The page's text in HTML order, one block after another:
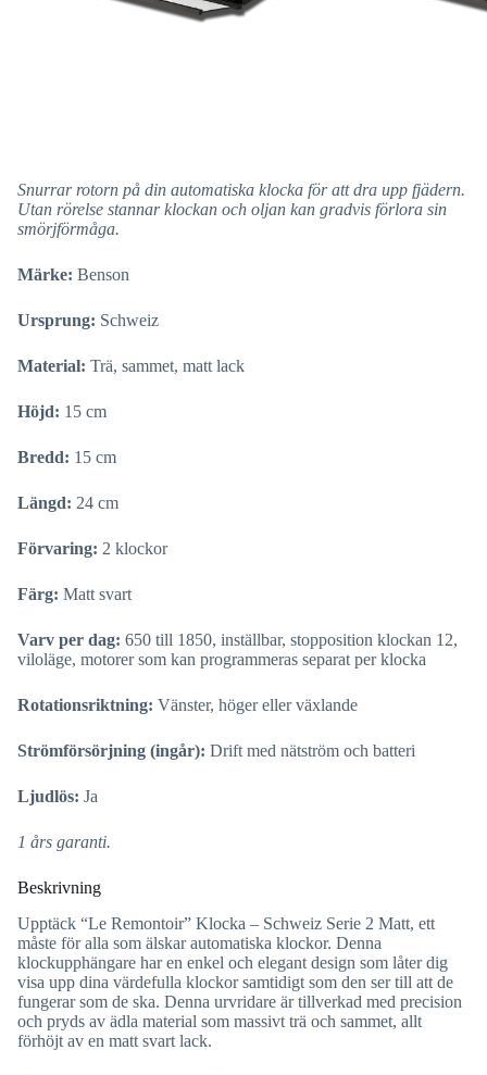
Snurrar rotorn på din automatiska klocka för att dra upp fjädern.
Utan rörelse stannar klockan och oljan kan gradvis förlora sin
smörjförmåga.
Märke: Benson
Ursprung: Schweiz
Material: Trä, sammet, matt lack
Höjd: 15 cm
Bredd: 15 cm
Längd: 24 cm
Förvaring: 2 klockor
Färg: Matt svart
Varv per dag: 650 till 1850, inställbar, stopposition klockan 12,
viloläge, motorer som kan programmeras separat per klocka
Rotationsriktning: Vänster, höger eller växlande
Strömförsörjning (ingår): Drift med nätström och batteri
Ljudlös: Ja
1 års garanti.
Beskrivning
Upptäck “Le Remontoir” Klocka – Schweiz Serie 2 Matt, ett
måste för alla som älskar automatiska klockor. Denna
klockupphängare har en enkel och elegant design som låter dig
visa upp dina värdefulla klockor samtidigt som den ser till att de
fungerar som de ska. Denna urvridare är tillverkad med precision
och pryds av ädla material som massivt trä och sammet, allt
förhöjt av en matt svart lack.